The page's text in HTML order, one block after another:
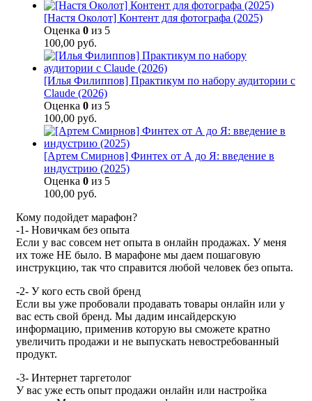
[Настя Околот] Контент для фотографа (2025)
Оценка 0 из 5
100,00 руб.
[Илья Филиппов] Практикум по набору аудитории с
Claude (2026)
Оценка 0 из 5
100,00 руб.
[Артем Смирнов] Финтех от А до Я: введение в
индустрию (2025)
Оценка 0 из 5
100,00 руб.
Кому подойдет марафон?
-1- Новичкам без опыта
Если у вас совсем нет опыта в онлайн продажах. У меня
их тоже НЕ было. В марафоне мы даем пошаговую
инструкцию, так что справится любой человек без опыта.
-2- У кого есть свой бренд
Если вы уже пробовали продавать товары онлайн или у
вас есть свой бренд. Мы дадим инсайдерскую
информацию, применив которую вы сможете кратно
увеличить продажи и не выпускать невостребованный
продукт.
-3- Интернет таргетолог
У вас уже есть опыт продажи онлайн или настройка